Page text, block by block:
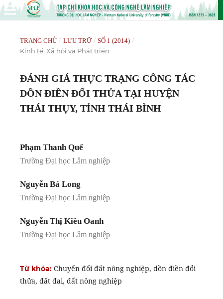
TRANG CHỦ / LƯU TRỮ / SỐ 1 (2014) /
Kinh tế, Xã hội và Phát triển
ĐÁNH GIÁ THỰC TRẠNG CÔNG TÁC
DỒN ĐIỀN ĐỔI THỬA TẠI HUYỆN
THÁI THỤY, TỈNH THÁI BÌNH
Phạm Thanh Quế
Trường Đại học Lâm nghiệp
Nguyễn Bá Long
Trường Đại học Lâm nghiệp
Nguyễn Thị Kiều Oanh
Trường Đại học Lâm nghiệp
Từ khóa: Chuyển đổi đất nông nghiệp, dồn điền đổi
thửa, đất đai, đất nông nghiệp